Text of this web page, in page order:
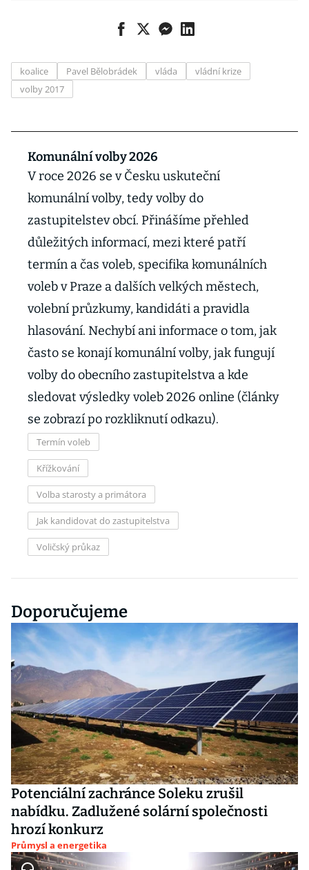
koalice Pavel Bělobrádek vláda
vládní krize
volby 2017
Komunální volby 2026
V roce 2026 se v Česku uskuteční
komunální volby, tedy volby do
zastupitelstev obcí. Přinášíme přehled
důležitých informací, mezi které patří
termín a čas voleb, specifika komunálních
voleb v Praze a dalších velkých městech,
volební průzkumy, kandidáti a pravidla
hlasování. Nechybí ani informace o tom, jak
často se konají komunální volby, jak fungují
volby do obecního zastupitelstva a kde
sledovat výsledky voleb 2026 online (články
se zobrazí po rozkliknutí odkazu).
Termín voleb
Křížkování
Volba starosty a primátora
Jak kandidovat do zastupitelstva
Voličský průkaz
Doporučujeme
Potenciální zachránce Soleku zrušil
nabídku. Zadlužené solární společnosti
hrozí konkurz
Průmysl a energetika